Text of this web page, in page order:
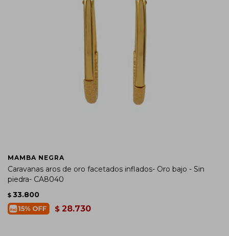
MAMBA NEGRA
Caravanas aros de oro facetados inflados- Oro bajo - Sin
piedra- CA8040
$ 33.800
$ 28.730